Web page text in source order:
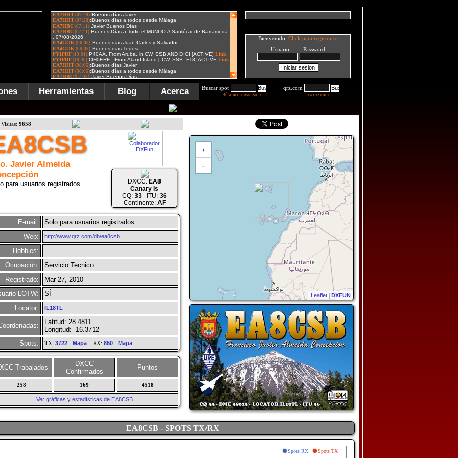
Bienvenido: Click para registrarse
Usuario Password
Herramientas Blog Acerca Buscar spot
Búsqueda avanzada
qrz.com
Ir a qrz.com
Visitas: 9658
+
−
Leaflet| DXFUN
Javier Almeida
para usuarios registrados DXCC: EA8
Canary Is
CQ: 33 - ITU: 36
Continente: AF
E-mail:
Solo para usuarios registrados
Web:
http://www.qrz.com/db/ea8csb
Hobbies:
Ocupación:
Servicio Tecnico
Registrado:
Mar 27, 2010
LOTW:
SÍ
Locator:
IL18TL
Latitud: 28.4811
Longitud: -16.3712
Spots:
TX: 3722 - Mapa RX: 850 - Mapa
Trabajados
DXCC
Confirmados
Puntos
258 169 4518
Ver gráficas y estadísticas de EA8CSB
EA8CSB - SPOTS TX/RX
Spots RX Spots TX